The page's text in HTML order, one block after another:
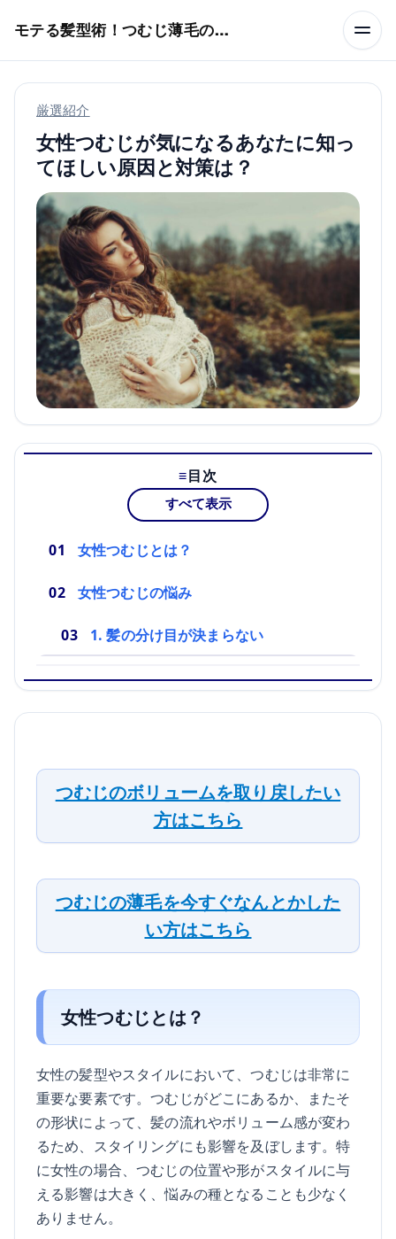
モテる髪型術！つむじ薄毛の隠し方
厳選紹介
女性つむじが気になるあなたに知っ
てほしい原因と対策は？
目次
すべて表示
女性つむじとは？
女性つむじの悩み
1. 髪の分け目が決まらない
つむじのボリュームを取り戻したい
方はこちら
つむじの薄毛を今すぐなんとかした
い方はこちら
女性つむじとは？
女性の髪型やスタイルにおいて、つむじは非常に
重要な要素です。つむじがどこにあるか、またそ
の形状によって、髪の流れやボリューム感が変わ
るため、スタイリングにも影響を及ぼします。特
に女性の場合、つむじの位置や形がスタイルに与
える影響は大きく、悩みの種となることも少なく
ありません。